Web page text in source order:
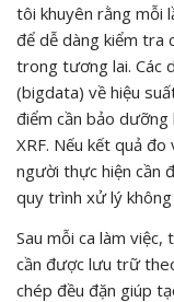
tôi khuyên rằng mỗi
để dễ dàng kiểm tra
trong tương lai. Các
(bigdata) về hiệu
điểm cần bảo dưỡng
XRF. Nếu kết quả
người thực hiện cần
quy trình xử lý
Sau mỗi ca làm
cần được lưu trữ
chép đều đặn giúp